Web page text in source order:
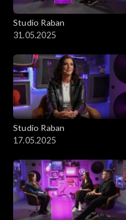
Studio Raban
31.05.2025
Studio Raban
17.05.2025